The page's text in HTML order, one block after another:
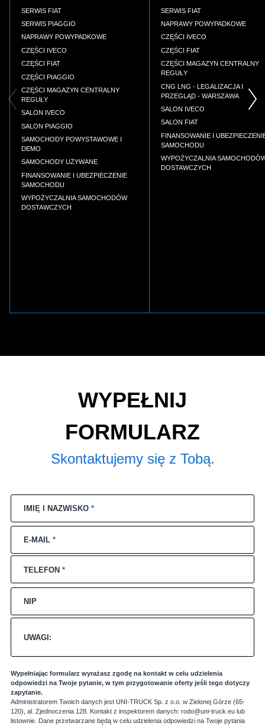
SERWIS FIAT
SERWIS PIAGGIO
NAPRAWY POWYPADKOWE
CZĘŚCI IVECO
CZĘŚCI FIAT
CZĘŚCI PIAGGIO
CZĘŚCI MAGAZYN CENTRALNY
REGUŁY
SALON IVECO
SALON PIAGGIO
SAMOCHODY POWYSTAWOWE I
DEMO
SAMOCHODY UŻYWANE
FINANSOWANIE I UBEZPIECZENIE
SAMOCHODU
WYPOŻYCZALNIA SAMOCHODÓW
DOSTAWCZYCH
SERWIS FIAT
NAPRAWY POWYPADKOWE
CZĘŚCI IVECO
CZĘŚCI FIAT
CZĘŚCI MAGAZYN CENTRALNY
REGUŁY
CNG LNG - LEGALIZACJA I
PRZEGLĄD - WARSZAWA
SALON IVECO
SALON FIAT
FINANSOWANIE I
SAMOCHODU
WYPOŻYCZALNIA
DOSTAWCZYCH
WYPEŁNIJ
FORMULARZ
Skontaktujemy się z Tobą.
IMIĘ I NAZWISKO*
E-MAIL*
TELEFON*
NIP
UWAGI:
Wypełniając formularz wyrażasz zgodę na kontakt w celu udzielenia
odpowiedzi na Twoje pytanie, w tym przygotowanie oferty jeśli tego dotyczy
zapytanie.
Administratorem Twoich danych jest UNI-TRUCK Sp. z o.o. w Zielonej Górze (65-
120), al. Zjednoczenia 128. Kontakt z inspektorem danych: rodo@uni-truck.eu lub
listownie. Dane przetwarzane będą w celu udzielenia odpowiedzi na Twoje pytania